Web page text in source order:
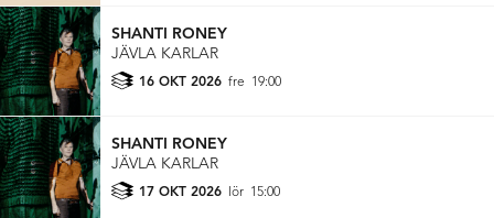
SHANTI RONEY
JÄVLA KARLAR
16 OKT 2026 fre 19:00
SHANTI RONEY
JÄVLA KARLAR
17 OKT 2026 lör 15:00